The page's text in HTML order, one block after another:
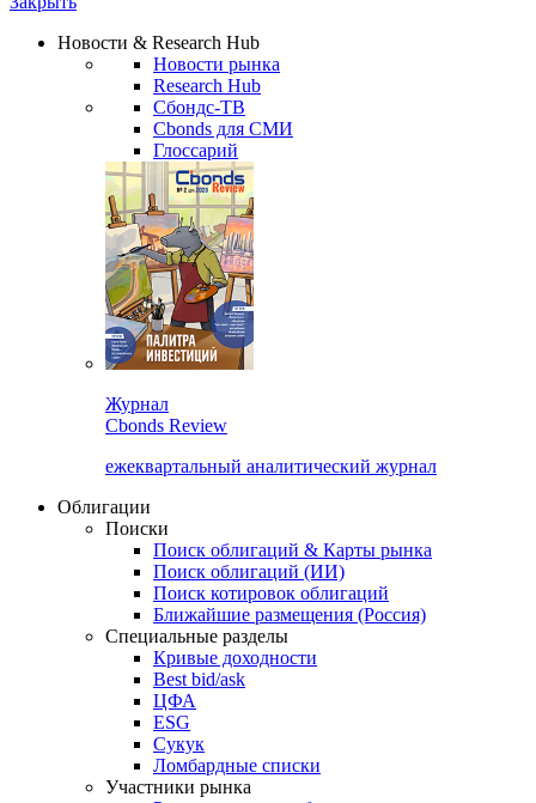
Новости & Research Hub
Новости рынка
Research Hub
Сбондс-ТВ
Cbonds для СМИ
Глоссарий
Журнал
Cbonds Review
ежеквартальный аналитический журнал
Облигации
Поиски
Поиск облигаций & Карты рынка
Поиск облигаций (ИИ)
Поиск котировок облигаций
Ближайшие размещения (Россия)
Специальные разделы
Кривые доходности
Best bid/ask
ЦФА
ESG
Сукук
Ломбардные списки
Участники рынка